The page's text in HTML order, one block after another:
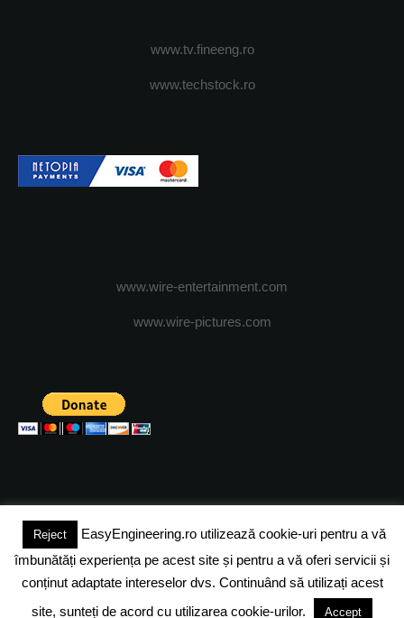
www.tv.fineeng.ro
www.techstock.ro
www.wire-entertainment.com
www.wire-pictures.com
(c) 2024 - FineEngineeringMagazine. All rights reserved.
DESPRE NOI ADVERTISING JOBS DESPRE COOKIES
POLITICA DE CONFIDENTIALITATE TERMENI SI CONDITII
Reject
EasyEngineering.ro utilizează cookie-uri pentru a vă
îmbunătăți experiența pe acest site și pentru a vă oferi servicii și
conținut adaptate intereselor dvs. Continuând să utilizați acest
site, sunteți de acord cu utilizarea cookie-urilor.
Accept